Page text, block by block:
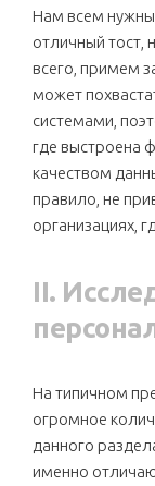
Нам всем нужны
отличный тост,
всего, примем
может
системами,
где выстроена
качеством
правило, не
организациях,
II.
На типичном
огромное
данного
именно